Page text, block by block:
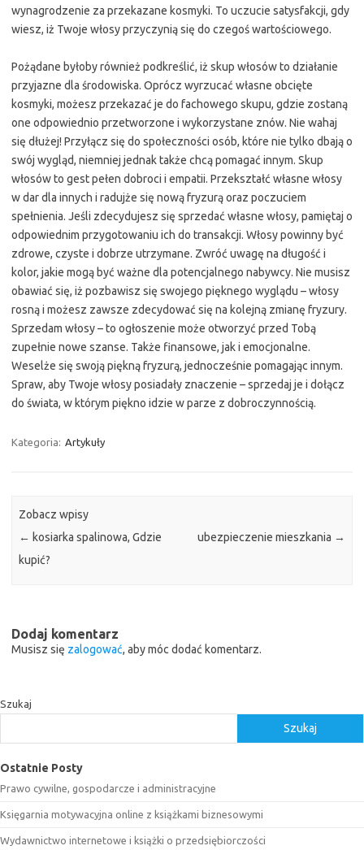
wynagrodzenie za przekazane kosmyki. To uczucie satysfakcji, gdy
wiesz, iż Twoje włosy przyczynią się do czegoś wartościowego.
Pożądane byłoby również podkreślić, iż skup włosów to działanie
przyjazne dla środowiska. Oprócz wyrzucać własne obcięte
kosmyki, możesz przekazać je do fachowego skupu, gdzie zostaną
one odpowiednio przetworzone i wykorzystane znów. Nie wahaj
się dłużej! Przyłącz się do społeczności osób, które nie tylko dbają o
swój wygląd, niemniej jednak także chcą pomagać innym. Skup
włosów to gest pełen dobroci i empatii. Przekształć własne włosy
w dar dla innych i radujże się nową fryzurą oraz poczuciem
spełnienia. Jeśli zdecydujesz się sprzedać własne włosy, pamiętaj o
odpowiednim przygotowaniu ich do transakcji. Włosy powinny być
zdrowe, czyste i dobrze utrzymane. Zwróć uwagę na długość i
kolor, jakie mogą być ważne dla potencjalnego nabywcy. Nie musisz
obawiać się, iż pozbawisz się swojego pięknego wyglądu – włosy
rosną i możesz zawsze zdecydować się na kolejną zmianę fryzury.
Sprzedam włosy – to ogłoszenie może otworzyć przed Tobą
zupełnie nowe szanse. Także finansowe, jak i emocjonalne.
Weselże się swoją piękną fryzurą, jednocześnie pomagając innym.
Spraw, aby Twoje włosy posiadały znaczenie – sprzedaj je i dołącz
do świata, w którym piękno idzie w parze z dobroczynnością.
Kategoria: Artykuły
Zobacz wpisy
← kosiarka spalinowa, Gdzie
kupić?
ubezpieczenie mieszkania →
Dodaj komentarz
Musisz się zalogować, aby móc dodać komentarz.
Szukaj
Szukaj
Ostatnie Posty
Prawo cywilne, gospodarcze i administracyjne
Księgarnia motywacyjna online z książkami biznesowymi
Wydawnictwo internetowe i książki o przedsiębiorczości